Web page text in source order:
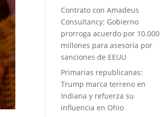
Contrato con Amadeus
Consultancy: Gobierno
prorroga acuerdo por 10.000
millones para asesoría por
sanciones de EEUU
Primarias republicanas:
Trump marca terreno en
Indiana y refuerza su
influencia en Ohio